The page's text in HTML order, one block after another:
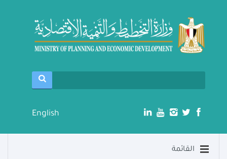
English
القائمة